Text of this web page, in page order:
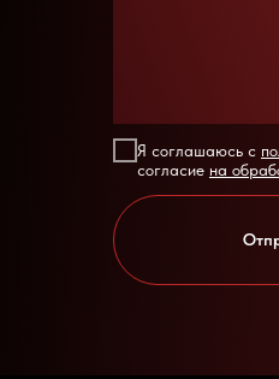
Я соглашаюсь с
согласие на